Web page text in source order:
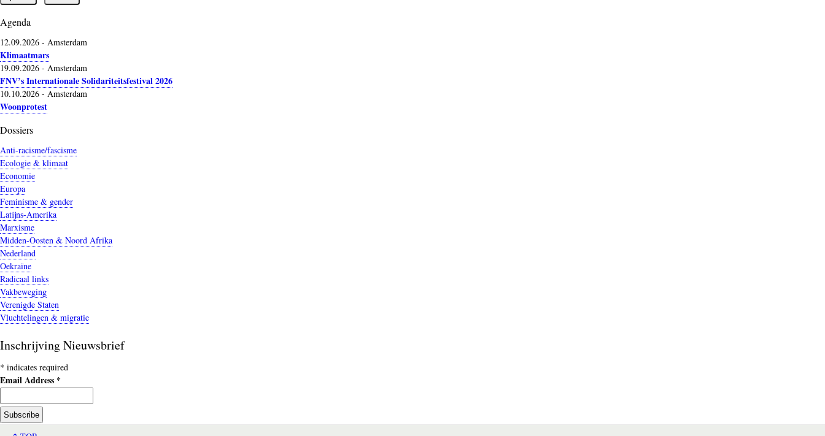
Agenda
12.09.2026 - Amsterdam
Klimaatmars
19.09.2026 - Amsterdam
FNV’s Internationale Solidariteitsfestival 2026
10.10.2026 - Amsterdam
Woonprotest
Dossiers
Anti-racisme/fascisme
Ecologie & klimaat
Economie
Europa
Feminisme & gender
Latijns-Amerika
Marxisme
Midden-Oosten & Noord Afrika
Nederland
Oekraïne
Radicaal links
Vakbeweging
Verenigde Staten
Vluchtelingen & migratie
Inschrijving Nieuwsbrief
* indicates required
Email Address *